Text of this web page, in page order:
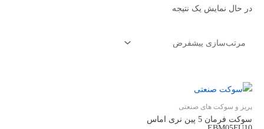
در حال نمایش یک نتیجه
پریز و سوکت های صنعتی
سوکت فرمان 5 پین نری اماس